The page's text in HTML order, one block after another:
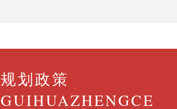
规划政策
GUIHUAZHENGCE